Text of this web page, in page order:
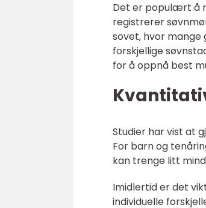
Det er populært å
registrerer
sovet, hvor
forskjellige
for å oppnå best
Studier har vist at
For barn og
kan trenge litt
Imidlertid er det
individuelle